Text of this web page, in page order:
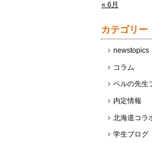
« 6月
カテゴリー
newstopics
コラム
ベルの先生
内定情報
北海道コラ
学生ブログ